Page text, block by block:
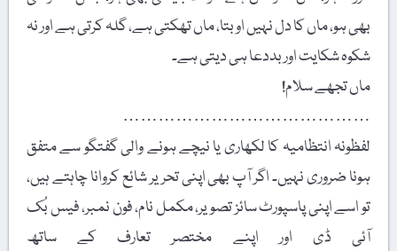
بھی ہو، ماں کا دل نہیں اوبتا، ماں تھکتی ہے، گلہ کرتی ہے اور نہ
شکوہ شکایت اور بددعا ہی دیتی ہے۔
ماں تجھے سلام!
……………………………………
لفظونہ انتظامیہ کا لکھاری یا نیچے ہونے والی گفتگو سے متفق
ہونا ضروری نہیں۔ اگر آپ بھی اپنی تحریر شائع کروانا چاہتے ہیں،
تو اسے اپنی پاسپورٹ سائز تصویر، مکمل نام، فون نمبر، فیس بُک
آئی ڈی اور اپنے مختصر تعارف کے ساتھ